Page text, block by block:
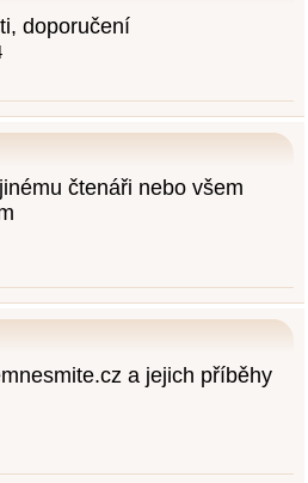
doporučení
čtenáři nebo všem
a jejich příběhy